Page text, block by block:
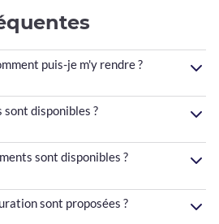
puis-je m'y rendre ?
sont disponibles ?
sont disponibles ?
sont proposées ?